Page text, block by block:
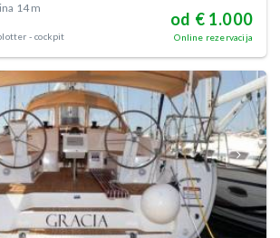
14 m
- cockpit
od € 1.000
Online rezervacija